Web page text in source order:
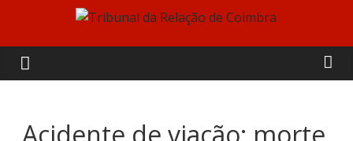
content
Tribunal
da